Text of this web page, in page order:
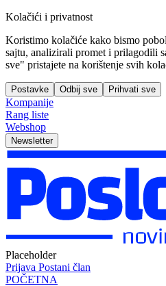
Kolačići i privatnost
Koristimo kolačiće kako bismo
sajtu, analizirali promet i prilagodili
sve" pristajete na korištenje svih
Postavke Odbij sve Prihvati sve
Kompanije
Rang liste
Webshop
Newsletter
Placeholder
Prijava Postani član
POČETNA